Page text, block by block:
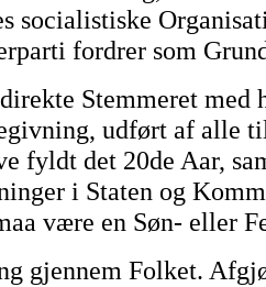
socialistiske
fordrer som
Stemmeret med
udført af alle
fyldt det 20de Aar,
i Staten og
være en Søn- eller
gjennem Folket.